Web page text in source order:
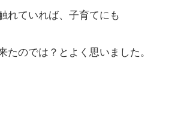
れていれば、子育てにも
たのでは？とよく思いました。